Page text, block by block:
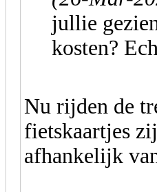
jullie
kosten?
Nu rijden de
fietskaartjes
afhankelijk